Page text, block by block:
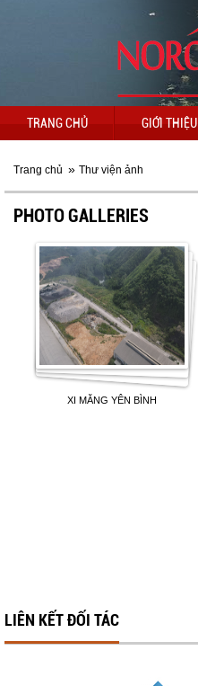
TRANG CHỦ GIỚI THIỆU
Trang chủ » Thư viện ảnh
PHOTO GALLERIES
XI MĂNG YÊN BÌNH
LIÊN KẾT ĐỐI TÁC